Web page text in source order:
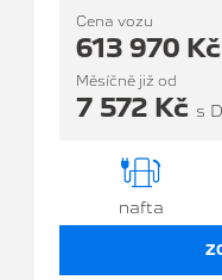
Cena vozu
613 970 Kč
Měsíčně již od
7 572 Kč s
nafta